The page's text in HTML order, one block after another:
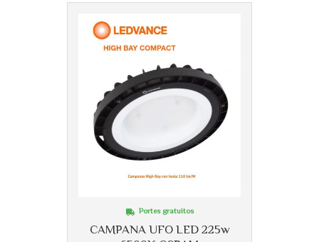
CAMPANA UFO LED 225w
Portes gratuitos